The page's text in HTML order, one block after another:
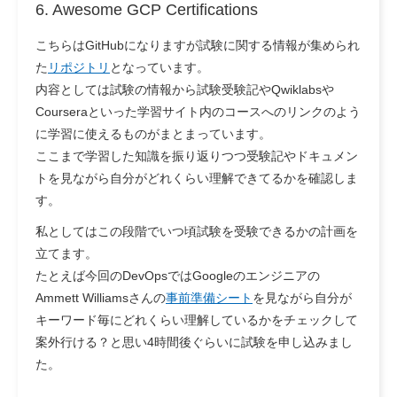
6. Awesome GCP Certifications
こちらはGitHubになりますが試験に関する情報が集められ
た リポジトリ となっています。
内容としては試験の情報から試験受験記やQwiklabsや
Courseraといった学習サイト内のコースへのリンクのよう
に学習に使えるものがまとまっています。
ここまで学習した知識を振り返りつつ受験記やドキュメン
トを見ながら自分がどれくらい理解できてるかを確認しま
す。
私としてはこの段階でいつ頃試験を受験できるかの計画を
立てます。
たとえば今回のDevOpsではGoogleのエンジニアの
Ammett Williamsさんの事前準備シート を見ながら自分が
キーワード毎にどれくらい理解しているかをチェックして
案外行ける？と思い4時間後ぐらいに試験を申し込みまし
た。